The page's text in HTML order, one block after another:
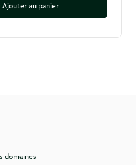
Ajouter au panier
domaines